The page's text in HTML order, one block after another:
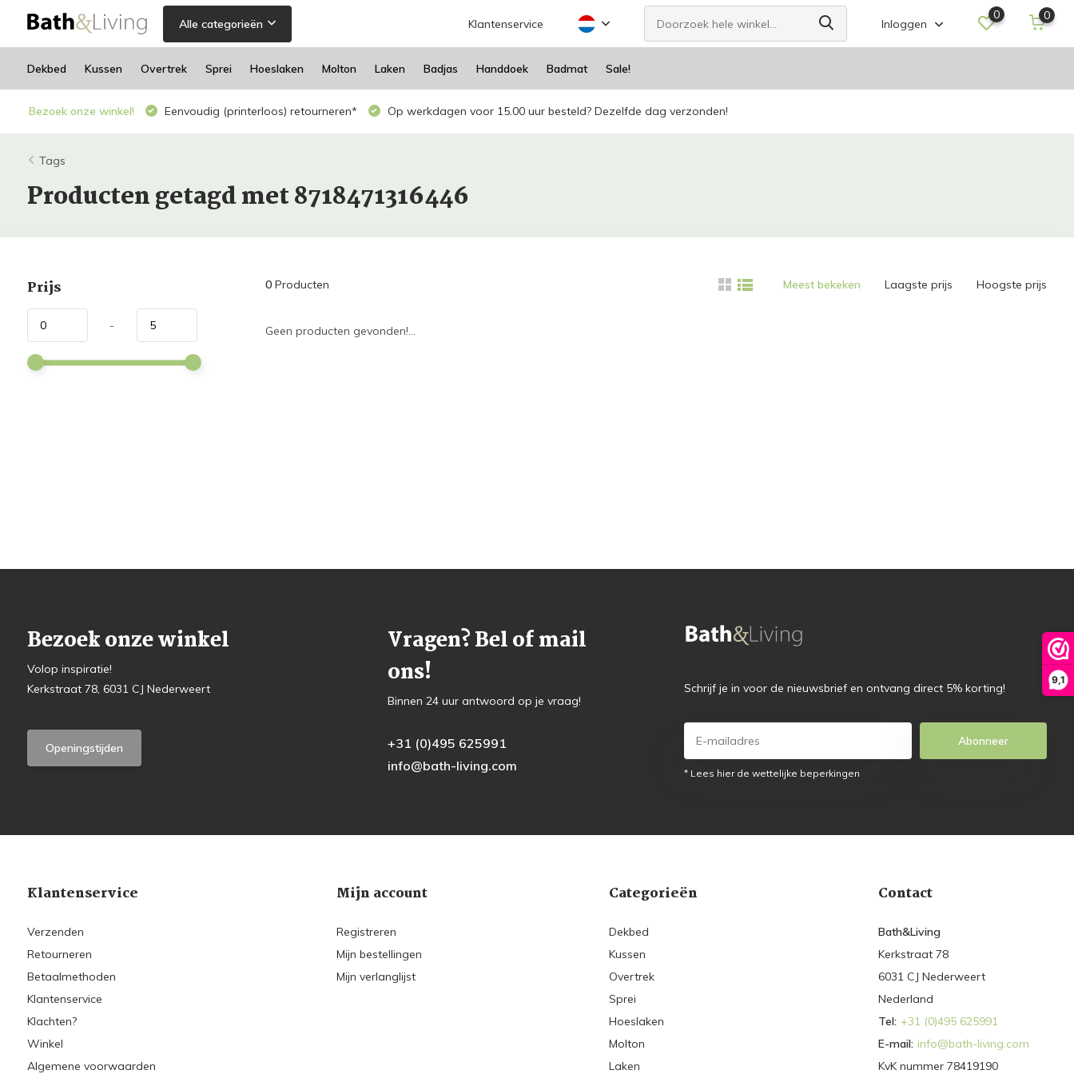
9,1
Alle categorieën Klantenservice Inloggen
0 0
Dekbed Kussen Overtrek Sprei Hoeslaken Molton Laken Badjas Handdoek Badmat Sale!
Bezoek onze winkel! Eenvoudig (printerloos) retourneren* Op werkdagen voor 15.00 uur besteld? Dezelfde dag verzonden!
Tags
Producten getagd met 8718471316446
Prijs
-
0Producten Meest bekeken Laagste prijs Hoogste prijs
Geen producten gevonden!...
Bezoek onze winkel
Volop inspiratie!
Kerkstraat 78, 6031 CJ Nederweert
Openingstijden
Vragen? Bel of mail
ons!
Binnen 24 uur antwoord op je vraag!
+31 (0)495 625991
info@bath-living.com
Schrijf je in voor de nieuwsbrief en ontvang direct 5% korting!
Abonneer
* Lees hier de wettelijke beperkingen
Klantenservice
Verzenden
Retourneren
Betaalmethoden
Klantenservice
Klachten?
Winkel
Algemene voorwaarden
Mijn account
Registreren
Mijn bestellingen
Mijn verlanglijst
Categorieën
Dekbed
Kussen
Overtrek
Sprei
Hoeslaken
Molton
Laken
Contact
Bath&Living
Kerkstraat 78
6031 CJ Nederweert
Nederland
Tel: +31 (0)495 625991
E-mail: info@bath-living.com
KvK nummer 78419190